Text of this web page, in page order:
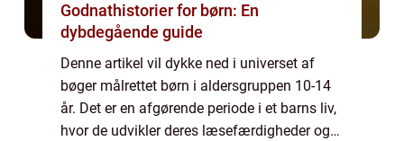
Godnathistorier for børn: En
dybdegående guide
Denne artikel vil dykke ned i universet af
bøger målrettet børn i aldersgruppen 10-14
år. Det er en afgørende periode i et barns liv,
hvor de udvikler deres læsefærdigheder og